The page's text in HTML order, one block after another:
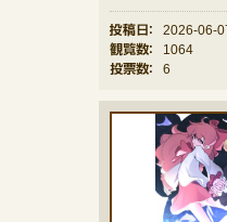
投稿日：
2026-06-
観覧数：
1064
投票数：
6